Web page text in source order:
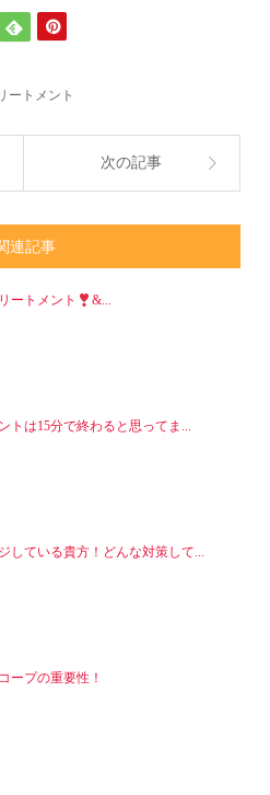
ートメント
次の記事
連記事
ートメント &...
トは15分で終わると思ってま...
している貴方！どんな対策して...
ープの重要性！